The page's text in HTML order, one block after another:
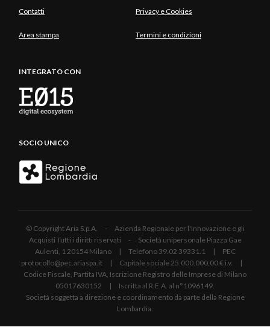
Contatti Privacy e Cookies
Area stampa Termini e condizioni
INTEGRATO CON
SOCIO UNICO
© Copyright Aria S.p.A. - Azienda Regionale per l'Innovazione e gli
Acquisti Tutti i diritti riservati - Società unipersonale Piazza Gae
Aulenti, 1 20154 Milano | Telefono 39.02 39331.1 | PEC
protocollo@pec.ariaspa.it | Capitale sociale 25.000.000,00 € i.v. |
Codice Fiscale, Partita IVA, Iscrizione Registro delle Imprese di Milano
05017630152 | Iscritta al R.E.A. al n°1096149.
Società soggetta a direzione e coordinamento da parte della Regione
Lombardia.